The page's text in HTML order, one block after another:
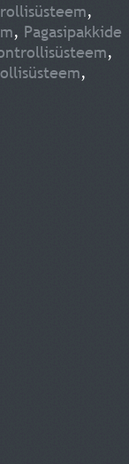
,
, Pagasipakkide
,
,